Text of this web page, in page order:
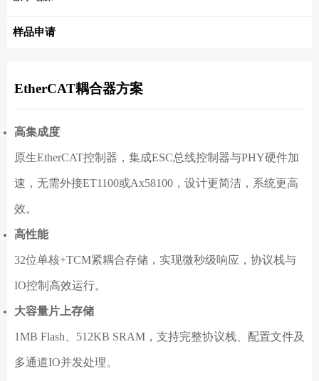
样品申请
EtherCAT耦合器方案
高集成度‌
原生EtherCAT控制器，集成ESC总线控制器与PHY硬件加
速，无需外接ET1100或Ax58100，设计更简洁，系统更高
效。
高性能‌
32位单核+TCM紧耦合存储，实现微秒级响应，协议栈与
IO控制高效运行。
大容量片上存储
1MB Flash、512KB SRAM，支持完整协议栈、配置文件及
多通道IO并发处理。